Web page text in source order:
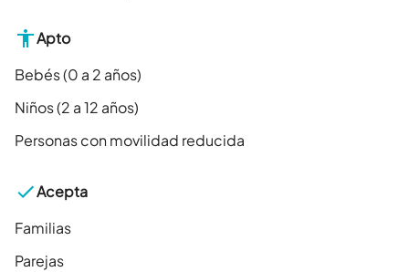
Apto
Bebés (0 a 2 años)
Niños (2 a 12 años)
Personas con movilidad reducida
Acepta
Familias
Parejas